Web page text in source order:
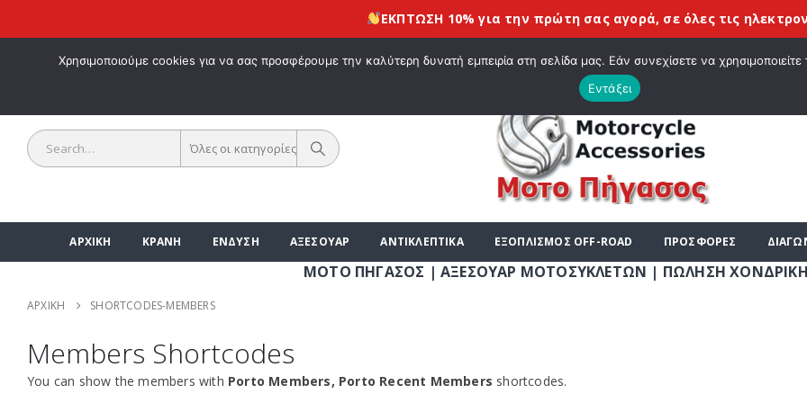
ΚΑΛΩΣ ΗΡΘΑΤΕ ΣΤΟ E-SHOP ΜΟΤΟ ΠΗΓΑΣΟΣ ! | ΣΧΕΤΙΚΆ ΜΕ ΕΜΆΣ BLOG ΛΊΣΤΑ
Όλες οι κατηγορίες
ΑΡΧΙΚΗ ΚΡΑΝΗ ΕΝΔΥΣΗ ΑΞΕΣΟΥΑΡ ΑΝΤΙΚΛΕΠΤΙΚΑ ΕΞΟΠΛΙΣΜΟΣ OFF-ROAD ΠΡΟΣΦΟΡΕΣ
ΜΟΤΟ ΠΗΓΑΣΟΣ | ΑΞΕΣΟΥΑΡ ΜΟΤΟΣΥΚΛΕΤΩΝ | ΠΩΛΗΣΗ ΧΟΝΔΡΙΚΗ -
ΑΡΧΙΚΉ SHORTCODES-MEMBERS
Members Shortcodes
You can show the members with Porto Members, Porto Recent Members shortcodes.
ΕΚΠΤΩΣΗ 10% για την πρώτη σας αγορά, σε όλες τις
Χρησιμοποιούμε cookies για να σας προσφέρουμε την καλύτερη δυνατή εμπειρία στη σελίδα μας. Εάν συνεχίσετε να
Εντάξει